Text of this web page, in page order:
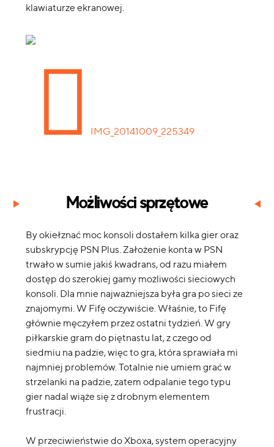
klawiaturze ekranowej.
Możliwości sprzętowe
By okiełznać moc konsoli dostałem kilka gier oraz
subskrypcję PSN Plus. Założenie konta w PSN
trwało w sumie jakiś kwadrans, od razu miałem
dostęp do szerokiej gamy możliwości sieciowych
konsoli. Dla mnie najważniejsza była gra po sieci ze
znajomymi. W Fifę oczywiście. Właśnie, to Fifę
głównie męczyłem przez ostatni tydzień. W gry
piłkarskie gram do piętnastu lat, z czego od
siedmiu na padzie, więc to gra, która sprawiała mi
najmniej problemów. Totalnie nie umiem grać w
strzelanki na padzie, zatem odpalanie tego typu
gier nadal wiąże się z drobnym elementem
frustracji.
W przeciwieństwie do Xboxa, system operacyjny